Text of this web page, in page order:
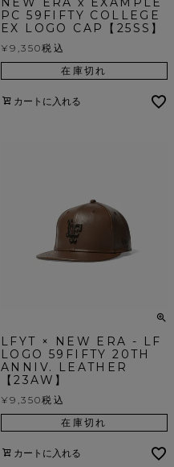
PC 59FIFTY COLLEGE
EX LOGO CAP【25SS】
¥9,350税込
在庫切れ
カートに入れる
LFYT × NEW ERA - LF
LOGO 59FIFTY 20TH
ANNIV. LEATHER
【23AW】
¥9,350税込
在庫切れ
カートに入れる